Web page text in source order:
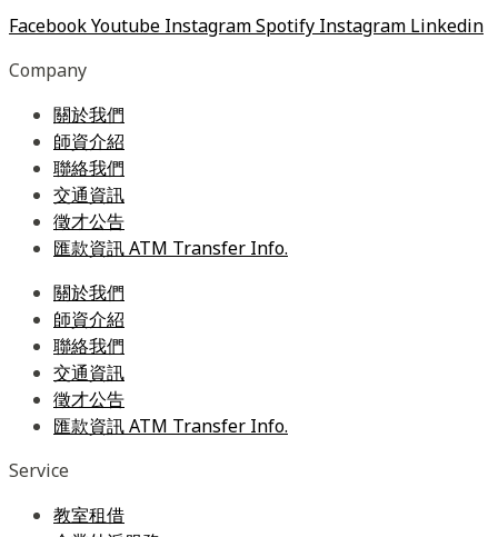
FacebookYoutube InstagramSpotify Instagram Linkedin
Company
關於我們
師資介紹
聯絡我們
交通資訊
徵才公告
匯款資訊 ATM Transfer Info.
關於我們
師資介紹
聯絡我們
交通資訊
徵才公告
匯款資訊 ATM Transfer Info.
Service
教室租借